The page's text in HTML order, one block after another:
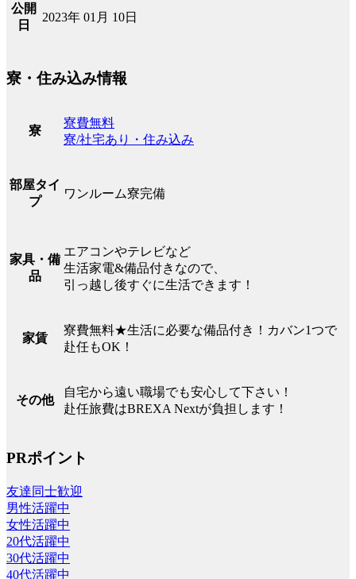
公開
日
2023年 01月 10日
寮・住み込み情報
寮
寮費無料
寮/社宅あり・住み込み
部屋タイ
プ
ワンルーム寮完備
家具・備
品
エアコンやテレビなど
生活家電&備品付きなので、
引っ越し後すぐに生活できます！
家賃
寮費無料★生活に必要な備品付き！カバン1つで
赴任もOK！
その他
自宅から遠い職場でも安心して下さい！
赴任旅費はBREXA Nextが負担します！
PRポイント
友達同士歓迎
男性活躍中
女性活躍中
20代活躍中
30代活躍中
40代活躍中